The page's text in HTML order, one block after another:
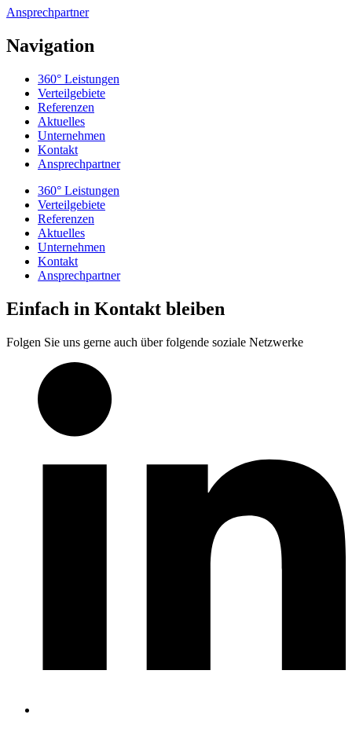
Ansprechpartner
Navigation
360° Leistungen
Verteilgebiete
Referenzen
Aktuelles
Unternehmen
Kontakt
Ansprechpartner
360° Leistungen
Verteilgebiete
Referenzen
Aktuelles
Unternehmen
Kontakt
Ansprechpartner
Einfach in Kontakt bleiben
Folgen Sie uns gerne auch über folgende soziale Netzwerke